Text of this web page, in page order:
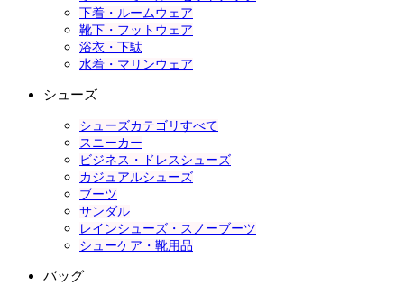
下着・ルームウェア
靴下・フットウェア
浴衣・下駄
水着・マリンウェア
シューズ
シューズカテゴリすべて
スニーカー
ビジネス・ドレスシューズ
カジュアルシューズ
ブーツ
サンダル
レインシューズ・スノーブーツ
シューケア・靴用品
バッグ